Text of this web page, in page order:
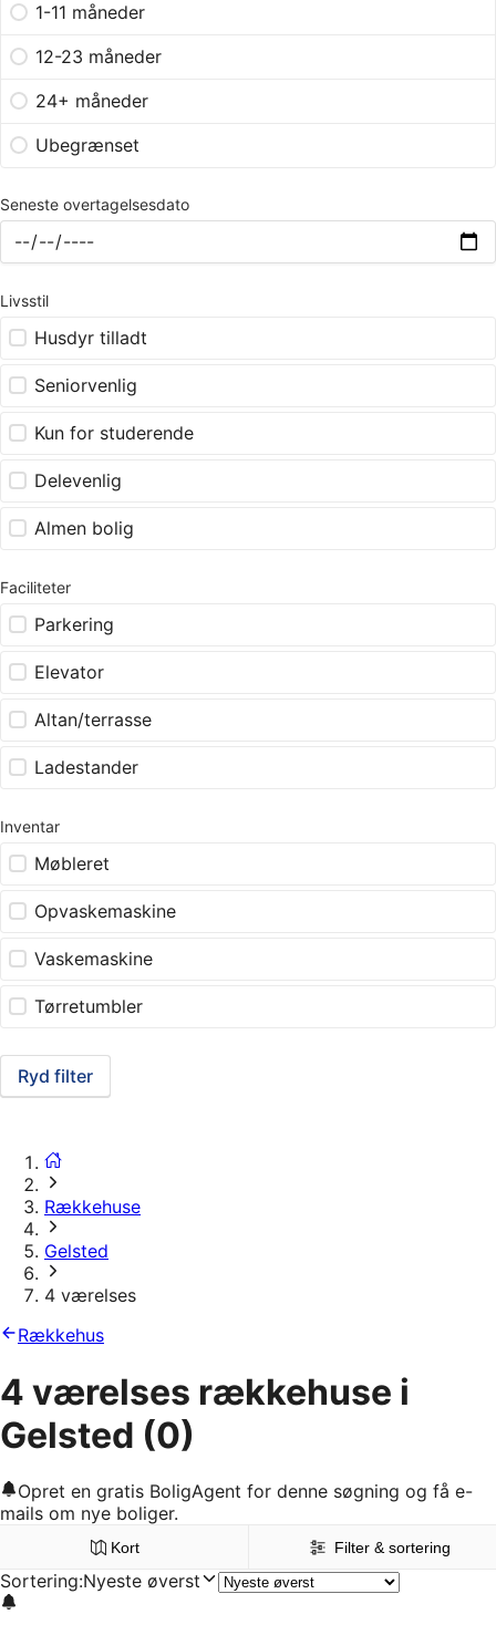
1-11 måneder
12-23 måneder
24+ måneder
Ubegrænset
Seneste overtagelsesdato
Livsstil
Husdyr tilladt
Seniorvenlig
Kun for studerende
Delevenlig
Almen bolig
Faciliteter
Parkering
Elevator
Altan/terrasse
Ladestander
Inventar
Møbleret
Opvaskemaskine
Vaskemaskine
Tørretumbler
Ryd filter
Rækkehuse
Gelsted
4 værelses
Rækkehus
4 værelses rækkehuse i
Gelsted (0)
Opret en gratis BoligAgent for denne søgning og få e-
mails om nye boliger.
Kort Filter & sortering
Sortering:Nyeste øverst